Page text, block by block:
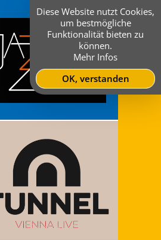
Diese Website nutzt Cookies,
um bestmögliche
Funktionalität bieten zu
können.
Mehr Infos
OK, verstanden